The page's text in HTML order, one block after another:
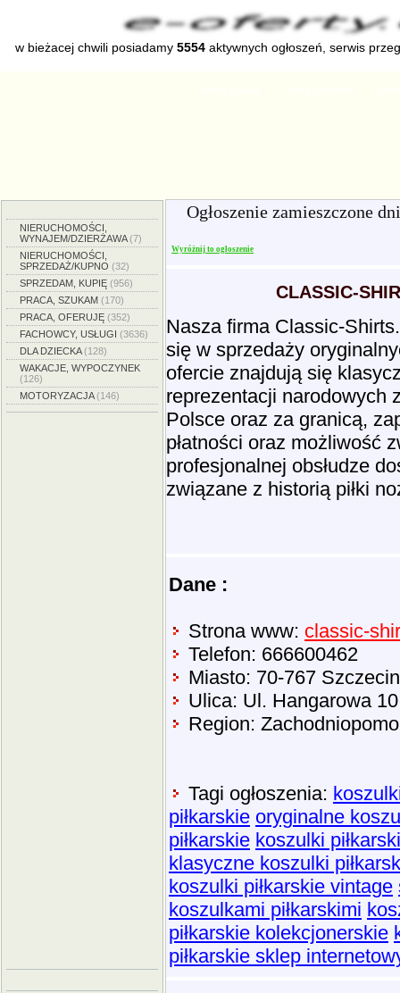
w bieżacej chwili posiadamy5554 aktywnych ogłoszeń, serwis
NIERUCHOMOŚCI,
WYNAJEM/DZIERŻAWA(7)
NIERUCHOMOŚCI,
SPRZEDAŻ/KUPNO (32)
SPRZEDAM, KUPIĘ (956)
PRACA, SZUKAM (170)
PRACA, OFERUJĘ (352)
FACHOWCY, USŁUGI (3636)
DLA DZIECKA(128)
WAKACJE, WYPOCZYNEK
(126)
MOTORYZACJA(146)
Ogłoszenie zamieszczone
Wyróżnij to ogłoszenie
CLASSIC-
Nasza firma Classic-
się w sprzedaży
ofercie znajdują się
reprezentacji narodowych
Polsce oraz za granicą,
płatności oraz możliwość
profesjonalnej obsłudze
związane z historią piłki
Dane :
Strona www: classic-
Telefon: 666600462
Miasto: 70-767 Szczecin
Ulica: Ul. Hangarowa 10
Region:
Tagi ogłoszenia:
piłkarskie oryginalne
piłkarskie koszulki
klasyczne koszulki
koszulki piłkarskie vintage
koszulkami piłkarskimi
piłkarskie kolekcjonerskie
piłkarskie sklep